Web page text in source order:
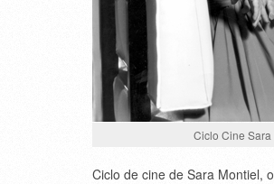
Ciclo Cine Sara
Ciclo de cine de Sara Montiel,